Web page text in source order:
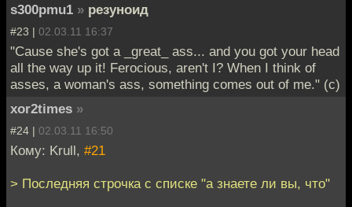
s300pmu1 » резуноид
#23 | 02.03.11 16:37
"Cause she's got a _great_ ass... and you got your head
all the way up it! Ferocious, aren't I? When I think of
asses, a woman's ass, something comes out of me." (c)
xor2times »
#24 | 02.03.11 16:50
Кому: Krull, #21
> Последняя строчка с списке "а знаете ли вы, что"